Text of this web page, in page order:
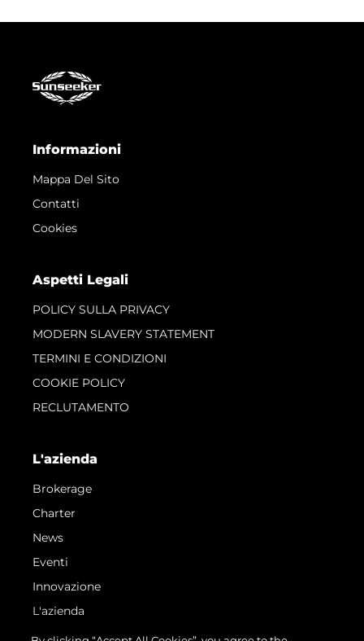
Informazioni
Mappa Del Sito
Contatti
Cookies
Aspetti Legali
POLICY SULLA PRIVACY
MODERN SLAVERY STATEMENT
TERMINI E CONDIZIONI
COOKIE POLICY
RECLUTAMENTO
L'azienda
Brokerage
Charter
News
Eventi
Innovazione
L'azienda
Il Team